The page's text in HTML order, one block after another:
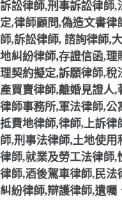
訴訟律師,刑事訴訟律師,
定,律師顧問,偽造文書律
師,訴訟律師, 諮詢律師,
地糾紛律師,存證信函,理
理契約擬定,訴願律師,稅
產買賣律師,離婚見證人
律師事務所,軍法律師,公
抵費地律師,律師,上訴律
師,刑事法律師,土地使
律師,就業及勞工法律師,
律師,酒後駕車律師,民法
糾紛律師,辯護律師,遺